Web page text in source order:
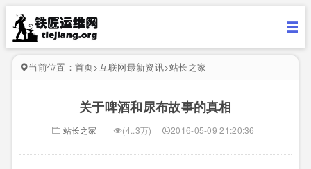
当前位置： 首页>互联网最新资讯>站长之家
关于啤酒和尿布故事的真相
站长之家 (4..3万) 2016-05-09 21:20:36